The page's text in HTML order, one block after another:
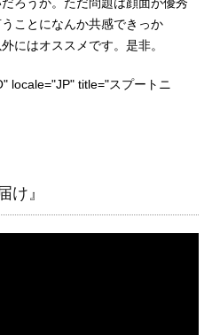
ろうか。ただ問題は顔面が優秀
ことになんか共感できっか
にはオススメです。是非。
locale="JP" title="スプートニ
け』